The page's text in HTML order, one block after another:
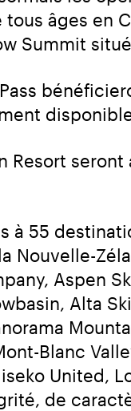
âges en
Summit
Resort
à 55
Nouvelle-
Aspen
Alta
Blanc
United,
de